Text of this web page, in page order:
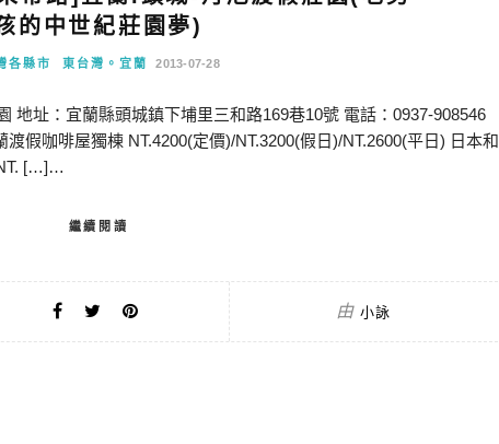
的中世紀莊園夢)
各縣市 東台灣。宜蘭 2013-07-28
：宜蘭縣頭城鎮下埔里三和路169巷10號 電話：0937-908546
假咖啡屋獨棟 NT.4200(定價)/NT.3200(假日)/NT.2600(平日) 日本和
[…]…
繼續閱讀
由 小詠